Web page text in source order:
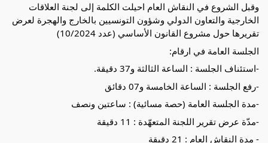
وقبل الشروع في النقاش العام احيلت الكلمة إلى لجنة العلاقات
الخارجية والتعاون الدولي وشؤون التونسيين بالخارج والهجرة لعرض
تقريرها حول مشروع القانون الأساسي (عدد 10/2024)
الجلسة العامة في ارقام:
-استئناف الجلسة : الساعة الثالثة و37 دقيقة.
-رفع الجلسة : الساعة الخامسة و07 دقائق
-مدة الجلسة العامة (حصة مسائية) : ساعتين ونصف
-مدّة عرض تقرير اللجنة المتعهّدة : 11 دقيقة
- مدة النقاش العام : 21 دقيقة